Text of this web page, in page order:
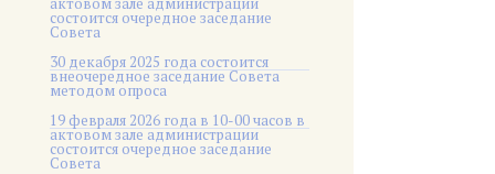
состоится очередное заседание
Совета
30 декабря 2025 года состоится
внеочередное заседание Совета
методом опроса
19 февраля 2026 года в 10-00 часов в
актовом зале администрации
состоится очередное заседание
Совета